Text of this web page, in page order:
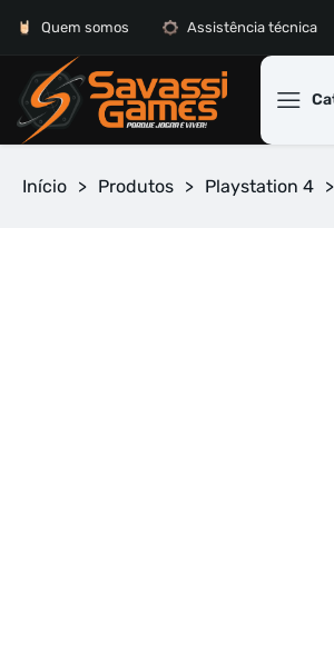
Quem somos Assistência técnica
Início > Produtos > Playstation 4 >